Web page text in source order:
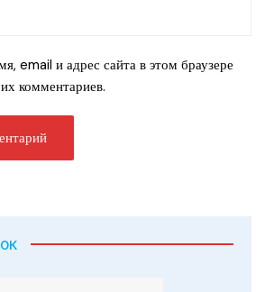
email и адрес сайта в этом браузере
комментариев.